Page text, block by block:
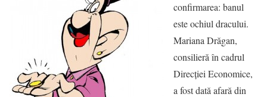
confirmarea: banul
este ochiul dracului.
Mariana Drăgan,
consilieră în cadrul
Direcţiei Economice,
a fost dată afară din